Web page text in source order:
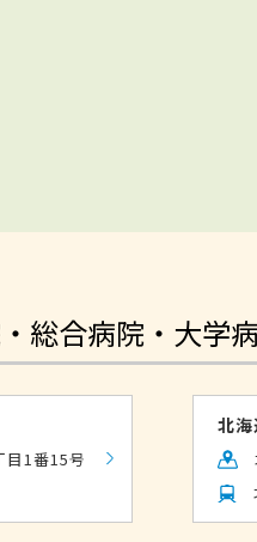
総合病院・大学
目1番15号
北